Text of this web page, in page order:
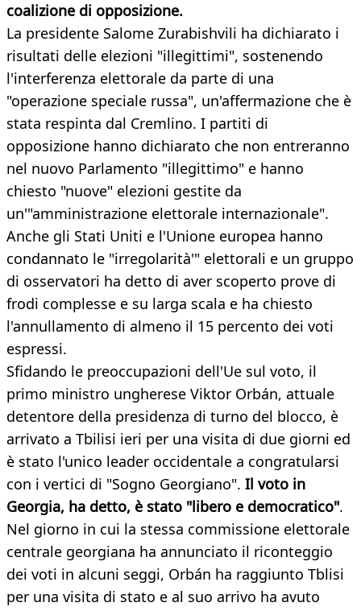
coalizione di opposizione.
La presidente Salome Zurabishvili ha dichiarato i
risultati delle elezioni "illegittimi", sostenendo
l'interferenza elettorale da parte di una
"operazione speciale russa", un'affermazione che è
stata respinta dal Cremlino. I partiti di
opposizione hanno dichiarato che non entreranno
nel nuovo Parlamento "illegittimo" e hanno
chiesto "nuove" elezioni gestite da
un'"amministrazione elettorale internazionale".
Anche gli Stati Uniti e l'Unione europea hanno
condannato le "irregolarità'" elettorali e un gruppo
di osservatori ha detto di aver scoperto prove di
frodi complesse e su larga scala e ha chiesto
l'annullamento di almeno il 15 percento dei voti
espressi.
Sfidando le preoccupazioni dell'Ue sul voto, il
primo ministro ungherese Viktor Orbán, attuale
detentore della presidenza di turno del blocco, è
arrivato a Tbilisi ieri per una visita di due giorni ed
è stato l'unico leader occidentale a congratularsi
con i vertici di "Sogno Georgiano". Il voto in
Georgia, ha detto, è stato "libero e democratico".
Nel giorno in cui la stessa commissione elettorale
centrale georgiana ha annunciato il riconteggio
dei voti in alcuni seggi, Orbán ha raggiunto Tblisi
per una visita di stato e al suo arrivo ha avuto